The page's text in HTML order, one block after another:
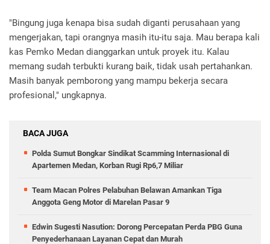
"Bingung juga kenapa bisa sudah diganti perusahaan yang
mengerjakan, tapi orangnya masih itu-itu saja. Mau berapa kali
kas Pemko Medan dianggarkan untuk proyek itu. Kalau
memang sudah terbukti kurang baik, tidak usah pertahankan.
Masih banyak pemborong yang mampu bekerja secara
profesional," ungkapnya.
BACA JUGA
Polda Sumut Bongkar Sindikat Scamming Internasional di
Apartemen Medan, Korban Rugi Rp6,7 Miliar
Team Macan Polres Pelabuhan Belawan Amankan Tiga
Anggota Geng Motor di Marelan Pasar 9
Edwin Sugesti Nasution: Dorong Percepatan Perda PBG Guna
Penyederhanaan Layanan Cepat dan Murah